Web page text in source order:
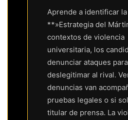
Aprende a identificar la
**»Estrategia del
contextos de violencia
universitaria, los
denunciar ataques para
deslegitimar al rival.
denuncias van
pruebas legales o si
titular de prensa. La